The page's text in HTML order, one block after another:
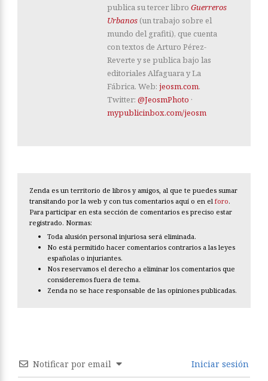
publica su tercer libro Guerreros
Urbanos (un trabajo sobre el
mundo del grafiti), que cuenta
con textos de Arturo Pérez-
Reverte y se publica bajo las
editoriales Alfaguara y La
Fábrica. Web: jeosm.com.
Twitter: @JeosmPhoto ·
mypublicinbox.com/jeosm
Zenda es un territorio de libros y amigos, al que te puedes sumar
transitando por la web y con tus comentarios aquí o en el foro.
Para participar en esta sección de comentarios es preciso estar
registrado. Normas:
Toda alusión personal injuriosa será eliminada.
No está permitido hacer comentarios contrarios a las leyes
españolas o injuriantes.
Nos reservamos el derecho a eliminar los comentarios que
consideremos fuera de tema.
Zenda no se hace responsable de las opiniones publicadas.
Notificar por email Iniciar sesión